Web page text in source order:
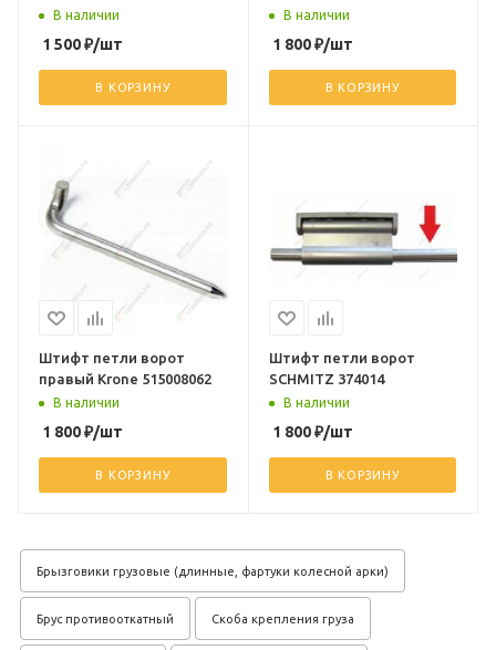
В наличии
1 500₽/шт
В КОРЗИНУ
В наличии
1 800₽/шт
В КОРЗИНУ
Штифт петли ворот
правый Krone 515008062
В наличии
1 800₽/шт
В КОРЗИНУ
Штифт петли ворот
SCHMITZ 374014
В наличии
1 800₽/шт
В КОРЗИНУ
Брызговики грузовые (длинные, фартуки колесной арки)
Брус противооткатный Скоба крепления груза